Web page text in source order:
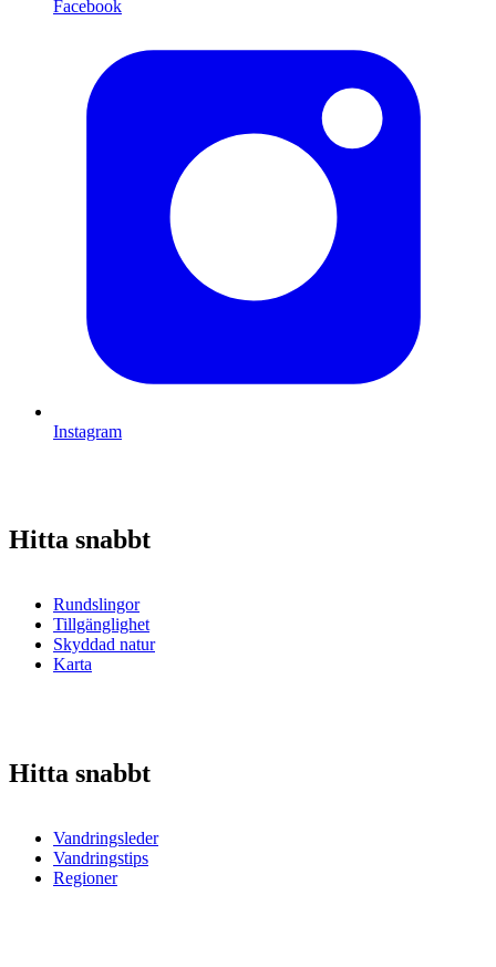
Facebook
Instagram
Hitta snabbt
Rundslingor
Tillgänglighet
Skyddad natur
Karta
Hitta snabbt
Vandringsleder
Vandringstips
Regioner